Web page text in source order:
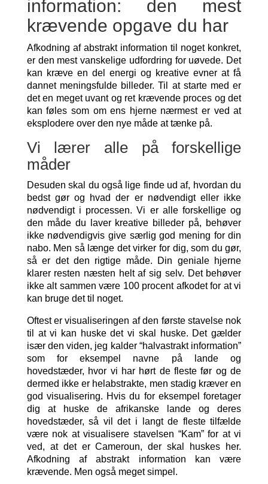
information: den mest
krævende opgave du har
Afkodning af abstrakt information til noget konkret,
er den mest vanskelige udfordring for uøvede. Det
kan kræve en del energi og kreative evner at få
dannet meningsfulde billeder. Til at starte med er
det en meget uvant og ret krævende proces og det
kan føles som om ens hjerne nærmest er ved at
eksplodere over den nye måde at tænke på.
Vi lærer alle på forskellige
måder
Desuden skal du også lige finde ud af, hvordan du
bedst gør og hvad der er nødvendigt eller ikke
nødvendigt i processen. Vi er alle forskellige og
den måde du laver kreative billeder på, behøver
ikke nødvendigvis give særlig god mening for din
nabo. Men så længe det virker for dig, som du gør,
så er det den rigtige måde. Din geniale hjerne
klarer resten næsten helt af sig selv. Det behøver
ikke alt sammen være 100 procent afkodet for at vi
kan bruge det til noget.
Oftest er visualiseringen af den første stavelse nok
til at vi kan huske det vi skal huske. Det gælder
især den viden, jeg kalder “halvastrakt information”
som for eksempel navne på lande og
hovedstæder, hvor vi har hørt de fleste før og de
dermed ikke er helabstrakte, men stadig kræver en
god visualisering. Hvis du for eksempel foretager
dig at huske de afrikanske lande og deres
hovedstæder, så vil det i langt de fleste tilfælde
være nok at visualisere stavelsen “Kam” for at vi
ved, at det er Cameroun, der skal huskes her.
Afkodning af abstrakt information kan være
krævende. Men også meget simpel.